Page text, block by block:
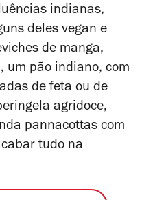
indianas,
deles vegan e
de manga,
um pão indiano, com
de feta ou de
agridoce,
pannacottas com
tudo na